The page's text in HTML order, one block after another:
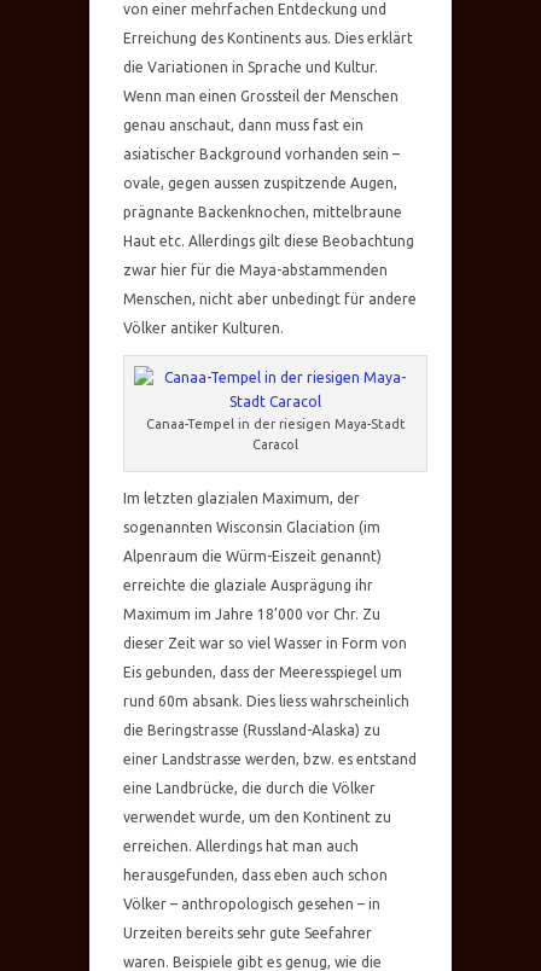
von einer mehrfachen Entdeckung und
Erreichung des Kontinents aus. Dies erklärt
die Variationen in Sprache und Kultur.
Wenn man einen Grossteil der Menschen
genau anschaut, dann muss fast ein
asiatischer Background vorhanden sein –
ovale, gegen aussen zuspitzende Augen,
prägnante Backenknochen, mittelbraune
Haut etc. Allerdings gilt diese Beobachtung
zwar hier für die Maya-abstammenden
Menschen, nicht aber unbedingt für andere
Völker antiker Kulturen.
Canaa-Tempel in der riesigen Maya-Stadt
Caracol
Im letzten glazialen Maximum, der
sogenannten Wisconsin Glaciation (im
Alpenraum die Würm-Eiszeit genannt)
erreichte die glaziale Ausprägung ihr
Maximum im Jahre 18’000 vor Chr. Zu
dieser Zeit war so viel Wasser in Form von
Eis gebunden, dass der Meeresspiegel um
rund 60m absank. Dies liess wahrscheinlich
die Beringstrasse (Russland-Alaska) zu
einer Landstrasse werden, bzw. es entstand
eine Landbrücke, die durch die Völker
verwendet wurde, um den Kontinent zu
erreichen. Allerdings hat man auch
herausgefunden, dass eben auch schon
Völker – anthropologisch gesehen – in
Urzeiten bereits sehr gute Seefahrer
waren. Beispiele gibt es genug, wie die